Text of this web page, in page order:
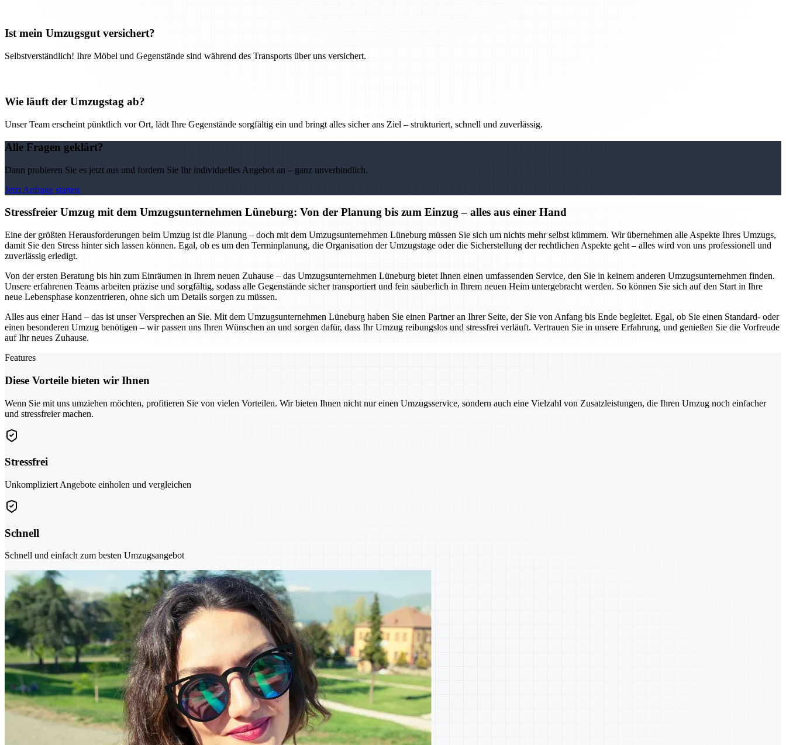
Ist mein Umzugsgut versichert?
Selbstverständlich! Ihre Möbel und Gegenstände sind während des Transports über uns versichert.
Wie läuft der Umzugstag ab?
Unser Team erscheint pünktlich vor Ort, lädt Ihre Gegenstände sorgfältig ein und bringt alles sicher ans Ziel – strukturiert, schnell und zuverlässig.
Alle Fragen geklärt?
Dann probieren Sie es jetzt aus und fordern Sie Ihr individuelles Angebot an – ganz unverbindlich.
Jetzt Anfrage starten
Stressfreier Umzug mit dem Umzugsunternehmen Lüneburg: Von der Planung bis zum Einzug – alles aus einer Hand
Eine der größten Herausforderungen beim Umzug ist die Planung – doch mit dem Umzugsunternehmen Lüneburg müssen Sie sich um nichts mehr selbst kümmern. Wir übernehmen alle Aspekte Ihres Umzugs,
damit Sie den Stress hinter sich lassen können. Egal, ob es um den Terminplanung, die Organisation der Umzugstage oder die Sicherstellung der rechtlichen Aspekte geht – alles wird von uns professionell und
zuverlässig erledigt.
Von der ersten Beratung bis hin zum Einräumen in Ihrem neuen Zuhause – das Umzugsunternehmen Lüneburg bietet Ihnen einen umfassenden Service, den Sie in keinem anderen Umzugsunternehmen finden.
Unsere erfahrenen Teams arbeiten präzise und sorgfältig, sodass alle Gegenstände sicher transportiert und fein säuberlich in Ihrem neuen Heim untergebracht werden. So können Sie sich auf den Start in Ihre
neue Lebensphase konzentrieren, ohne sich um Details sorgen zu müssen.
Alles aus einer Hand – das ist unser Versprechen an Sie. Mit dem Umzugsunternehmen Lüneburg haben Sie einen Partner an Ihrer Seite, der Sie von Anfang bis Ende begleitet. Egal, ob Sie einen Standard- oder
einen besonderen Umzug benötigen – wir passen uns Ihren Wünschen an und sorgen dafür, dass Ihr Umzug reibungslos und stressfrei verläuft. Vertrauen Sie in unsere Erfahrung, und genießen Sie die Vorfreude
auf Ihr neues Zuhause.
Features
Diese Vorteile bieten wir Ihnen
Wenn Sie mit uns umziehen möchten, profitieren Sie von vielen Vorteilen. Wir bieten Ihnen nicht nur einen Umzugsservice, sondern auch eine Vielzahl von Zusatzleistungen, die Ihren Umzug noch einfacher
und stressfreier machen.
Stressfrei
Unkompliziert Angebote einholen und vergleichen
Schnell
Schnell und einfach zum besten Umzugsangebot